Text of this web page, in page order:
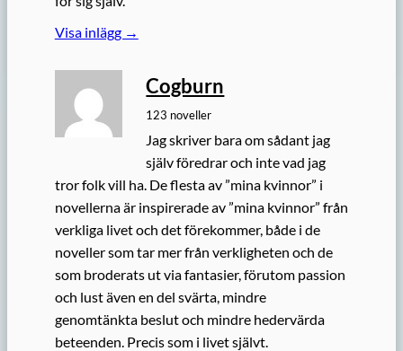
Visa inlägg →
Cogburn
123 noveller
Jag skriver bara om sådant jag
själv föredrar och inte vad jag
tror folk vill ha. De flesta av ”mina kvinnor” i
novellerna är inspirerade av ”mina kvinnor” från
verkliga livet och det förekommer, både i de
noveller som tar mer från verkligheten och de
som broderats ut via fantasier, förutom passion
och lust även en del svärta, mindre
genomtänkta beslut och mindre hedervärda
beteenden. Precis som i livet självt.